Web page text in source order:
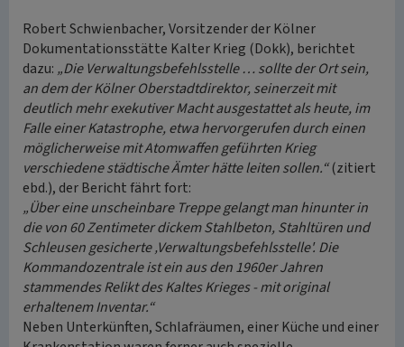
Robert Schwienbacher, Vorsitzender der Kölner
Dokumentationsstätte Kalter Krieg (Dokk), berichtet
dazu: „Die Verwaltungsbefehlsstelle … sollte der Ort sein,
an dem der Kölner Oberstadtdirektor, seinerzeit mit
deutlich mehr exekutiver Macht ausgestattet als heute, im
Falle einer Katastrophe, etwa hervorgerufen durch einen
möglicherweise mit Atomwaffen geführten Krieg
verschiedene städtische Ämter hätte leiten sollen.“(zitiert
ebd.), der Bericht fährt fort:
„Über eine unscheinbare Treppe gelangt man hinunter in
die von 60 Zentimeter dickem Stahlbeton, Stahltüren und
Schleusen gesicherte ‚Verwaltungsbefehlsstelle'. Die
Kommandozentrale ist ein aus den 1960er Jahren
stammendes Relikt des Kaltes Krieges - mit original
erhaltenem Inventar.“
Neben Unterkünften, Schlafräumen, einer Küche und einer